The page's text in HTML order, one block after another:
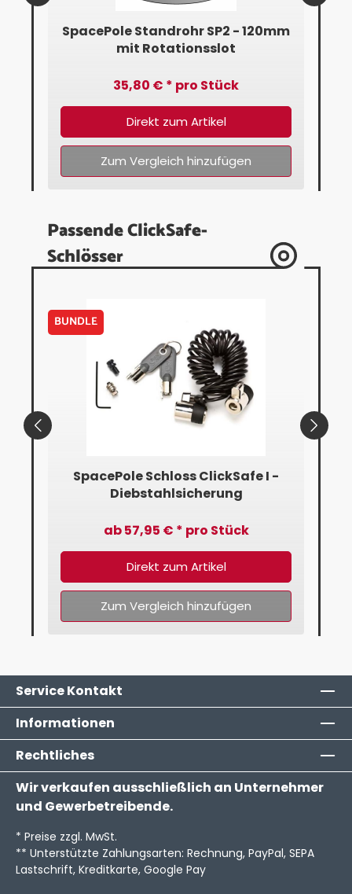
SpacePole Standrohr SP2 - 120mm
mit Rotationsslot
35,80 € * pro Stück
Direkt zum Artikel
Zum Vergleich hinzufügen
Passende ClickSafe-
Schlösser
BUNDLE
SpacePole Schloss ClickSafe I -
Diebstahlsicherung
ab 57,95 € * pro Stück
Direkt zum Artikel
Zum Vergleich hinzufügen
Service Kontakt
Informationen
Rechtliches
Wir verkaufen ausschließlich an Unternehmer
und Gewerbetreibende.
* Preise zzgl. MwSt.
** Unterstützte Zahlungsarten: Rechnung, PayPal, SEPA
Lastschrift, Kreditkarte, Google Pay